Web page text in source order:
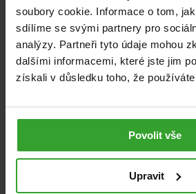
soubory cookie. Informace o tom,
sdílíme se svými partnery pro
analýzy. Partneři tyto údaje mohou
dalšími informacemi, které jste jim
získali v důsledku toho, že
Povolit vše
Upravit
GS Železo, 90